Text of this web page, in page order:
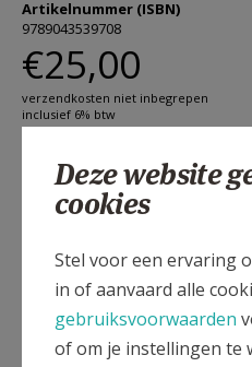
Artikelnummer (ISBN)
9789043539708
€25,00
verzendkosten niet inbegrepen
inclusief 6% btw
In ‘Onversneden
het hart is van het
Deze website
cookies
Stel voor een ervaring
in of aanvaard alle
gebruiksvoorwaarden
of om je instellingen te